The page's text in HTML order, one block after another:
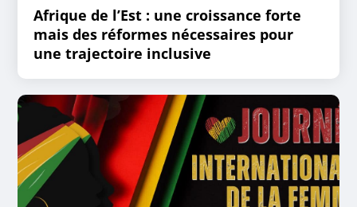
Afrique de l’Est : une croissance forte
mais des réformes nécessaires pour
une trajectoire inclusive